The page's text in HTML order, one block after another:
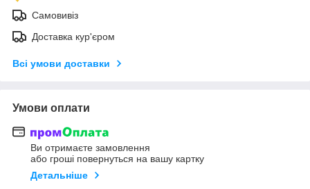
Самовивіз
Доставка кур'єром
Всі умови доставки
Умови оплати
Ви отримаєте замовлення
або гроші повернуться на вашу картку
Детальніше